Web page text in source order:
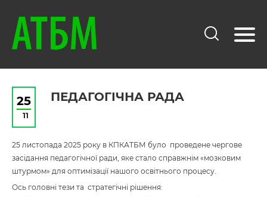
25
11
ПЕДАГОГІЧНА РАДА
25 листопада 2025 року в КПКАТБМ було проведене чергове
засідання педагогічної ради, яке стало справжнім «мозковим
штурмом» для оптимізації нашого освітнього процесу.
Ось головні тези та стратегічні рішення: